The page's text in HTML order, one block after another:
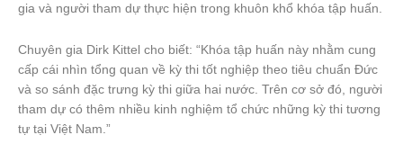
gia và người tham dự thực hiện trong khuôn khổ khóa tập huấn.
Chuyên gia Dirk Kittel cho biết: “Khóa tập huấn này nhằm cung
cấp cái nhìn tổng quan về kỳ thi tốt nghiệp theo tiêu chuẩn Đức
và so sánh đặc trưng kỳ thi giữa hai nước. Trên cơ sở đó, người
tham dự có thêm nhiều kinh nghiệm tổ chức những kỳ thi tương
tự tại Việt Nam.”